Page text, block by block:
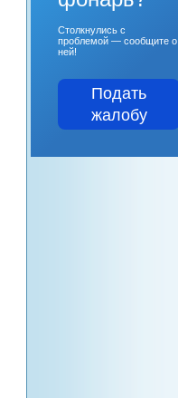
Столкнулись с
проблемой — сообщите о
ней!
Подать
жалобу